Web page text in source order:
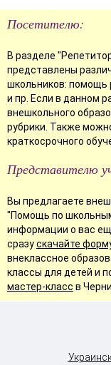
Посетителю:
В разделе
представлены
школьников: помощь
и пр. Если в данном
внешкольного
рубрики. Также
краткосрочного
Представителю
Вы предлагаете
"Помощь по
информации о вас
сразускачайте
внеклассное
классы для детей и
мастер-класс в